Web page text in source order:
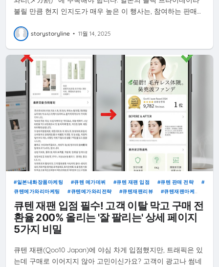
불릴 만큼 현지 인지도가 매우 높은 이 행사는, 참여하는 판매…
storystoryline • 11월 14, 2025
일본내화장품마케팅 큐텐 메가데뷔 큐텐 재팬 입점
큐텐 판매 전략
큐텐메가와리마케팅
큐텐메가와리전략 큐텐재팬리뷰
큐텐재팬마케
팅
큐텐판매자
큐텐 재팬 입점 필수! 고객 이탈 막고 구매 전
환율 200% 올리는 '잘 팔리는' 상세 페이지
5가지 비밀
큐텐 재팬(Qoo10 Japan)에 야심 차게 입점했지만, 트래픽은 있
는데 구매로 이어지지 않아 고민이신가요? 고객이 광고나 썸네